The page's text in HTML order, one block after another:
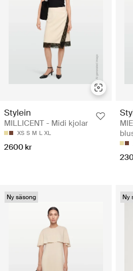
Stylein
MILLICENT - Midi kjolar
XS S M L XL
2600 kr
Ny säsong Ny